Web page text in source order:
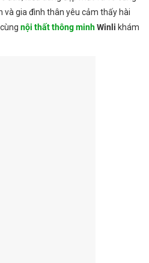
và gia đình thân yêu cảm thấy hài
nội thất thông minhWinli khám